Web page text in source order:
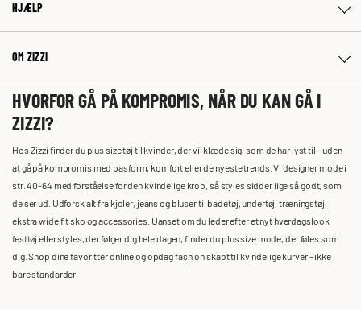
HJÆLP
OM ZIZZI
HVORFOR GÅ PÅ KOMPROMIS, NÅR DU KAN GÅ I
ZIZZI?
Hos Zizzi finder du plus size tøj til kvinder, der vil klæde sig, som de har lyst til – uden
at gå på kompromis med pasform, komfort eller de nyeste trends. Vi designer mode i
str. 40-64 med forståelse for den kvindelige krop, så styles sidder lige så godt, som
de ser ud. Udforsk alt fra kjoler, jeans og bluser til badetøj, undertøj, træningstøj,
ekstra wide fit sko og accessories. Uanset om du leder efter et nyt hverdagslook,
festtøj eller styles, der følger dig hele dagen, finder du plus size mode, der føles som
dig. Shop dine favoritter online og opdag fashion skabt til kvindelige kurver – ikke
bare standarder.